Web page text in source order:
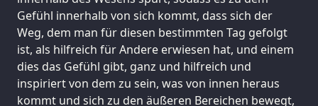
Gefühl innerhalb von sich kommt, dass sich der
Weg, dem man für diesen bestimmten Tag gefolgt
ist, als hilfreich für Andere erwiesen hat, und einem
dies das Gefühl gibt, ganz und hilfreich und
inspiriert von dem zu sein, was von innen heraus
kommt und sich zu den äußeren Bereichen bewegt,